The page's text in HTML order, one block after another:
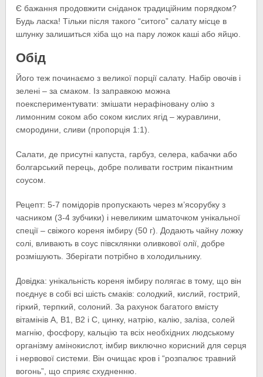
Є бажання продовжити сніданок традиційним порядком?
Будь ласка! Тільки після такого “ситого” салату місце в
шлунку залишиться хіба що на пару ложок каші або яйцю.
Обід
Його теж починаємо з великої порції салату. Набір овочів і
зелені – за смаком. Із заправкою можна
поекспериментувати: змішати нерафіновану олію з
лимонним соком або соком кислих ягід – журавлини,
смородини, сливи (пропорція 1:1).
Салати, де присутні капуста, гарбуз, селера, кабачки або
болгарський перець, добре поливати гострим пікантним
соусом.
Рецепт: 5-7 помідорів пропускають через м’ясорубку з
часником (3-4 зубчики) і невеликим шматочком унікальної
спеції – свіжого кореня імбиру (50 г). Додають чайну ложку
солі, вливають в соус півсклянки оливкової олії, добре
розмішують. Зберігати потрібно в холодильнику.
Довідка: унікальність кореня імбиру полягає в тому, що він
поєднує в собі всі шість смаків: солодкий, кислий, гострий,
гіркий, терпкий, солоний. За рахунок багатого вмісту
вітамінів А, В1, В2 і С, цинку, натрію, калію, заліза, солей
магнію, фосфору, кальцію та всіх необхідних людському
організму амінокислот, імбир виключно корисний для серця
і нервової системи. Він очищає кров і “розпалює травний
вогонь”, що сприяє схудненню.